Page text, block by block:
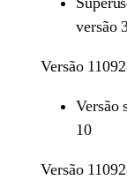
versão
Versão
Versão
10
Versão